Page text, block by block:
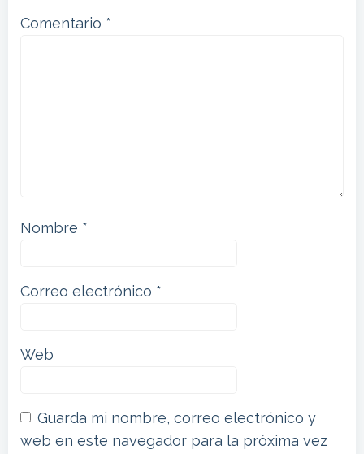
Comentario *
Nombre *
Correo electrónico *
Web
Guarda mi nombre, correo electrónico y
web en este navegador para la próxima vez